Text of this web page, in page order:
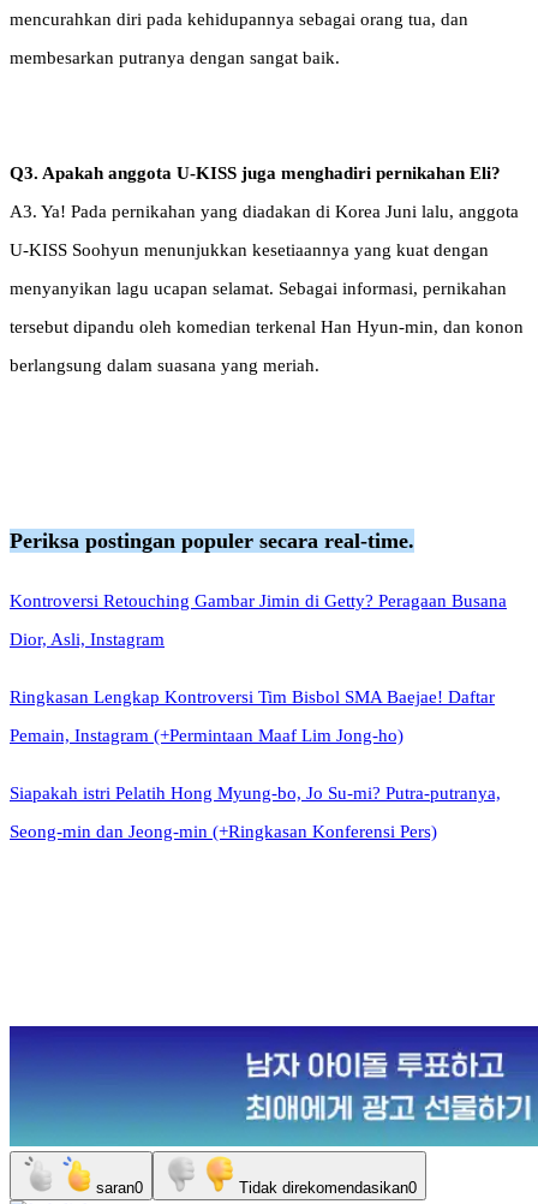
mencurahkan diri pada kehidupannya sebagai orang tua, dan
membesarkan putranya dengan sangat baik.
Q3. Apakah anggota U-KISS juga menghadiri pernikahan Eli?
A3. Ya! Pada pernikahan yang diadakan di Korea Juni lalu, anggota
U-KISS Soohyun menunjukkan kesetiaannya yang kuat dengan
menyanyikan lagu ucapan selamat. Sebagai informasi, pernikahan
tersebut dipandu oleh komedian terkenal Han Hyun-min, dan konon
berlangsung dalam suasana yang meriah.
Periksa postingan populer secara real-time.
Kontroversi Retouching Gambar Jimin di Getty? Peragaan Busana
Dior, Asli, Instagram
Ringkasan Lengkap Kontroversi Tim Bisbol SMA Baejae! Daftar
Pemain, Instagram (+Permintaan Maaf Lim Jong-ho)
Siapakah istri Pelatih Hong Myung-bo, Jo Su-mi? Putra-putranya,
Seong-min dan Jeong-min (+Ringkasan Konferensi Pers)
saran0 Tidak direkomendasikan0